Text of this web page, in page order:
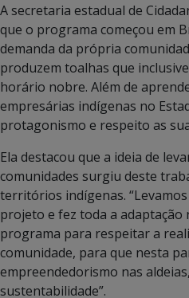
A secretaria estadual de
que o programa começou em
demanda da própria
produzem toalhas que
horário nobre. Além de
empresárias indígenas no
protagonismo e respeito as
Ela destacou que a ideia de
comunidades surgiu deste
territórios indígenas.
projeto e fez toda a adaptação
programa para respeitar a
comunidade, para que nesta
empreendedorismo nas
sustentabilidade”.